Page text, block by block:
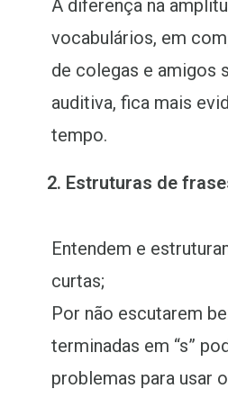
A diferença na
vocabulários, em
de colegas e amigos
auditiva, fica mais
tempo.
2. Estruturas de
Entendem e
curtas;
Por não escutarem
terminadas em “s”
problemas para usar